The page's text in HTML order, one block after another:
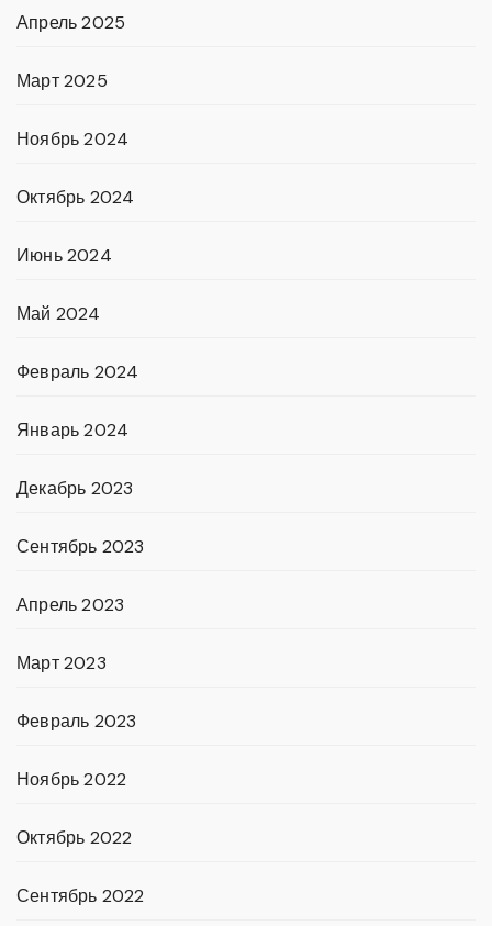
Апрель 2025
Март 2025
Ноябрь 2024
Октябрь 2024
Июнь 2024
Май 2024
Февраль 2024
Январь 2024
Декабрь 2023
Сентябрь 2023
Апрель 2023
Март 2023
Февраль 2023
Ноябрь 2022
Октябрь 2022
Сентябрь 2022